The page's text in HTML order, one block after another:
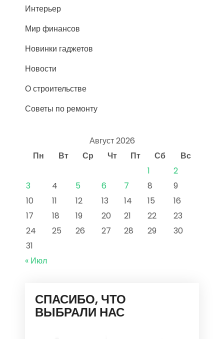
Интерьер
Мир финансов
Новинки гаджетов
Новости
О строительстве
Советы по ремонту
Август 2026
Пн
Вт Ср Чт Пт Сб
Вс
1
2
3
4 5 6 7 8
9
10
11 12 13 14 15
16
17
18 19 20 21 22
23
24
25 26 27 28 29
30
31
« Июл
СПАСИБО, ЧТО
ВЫБРАЛИ НАС